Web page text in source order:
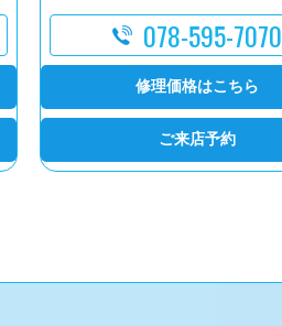
078-595-7070
修理価格はこちら
ご来店予約